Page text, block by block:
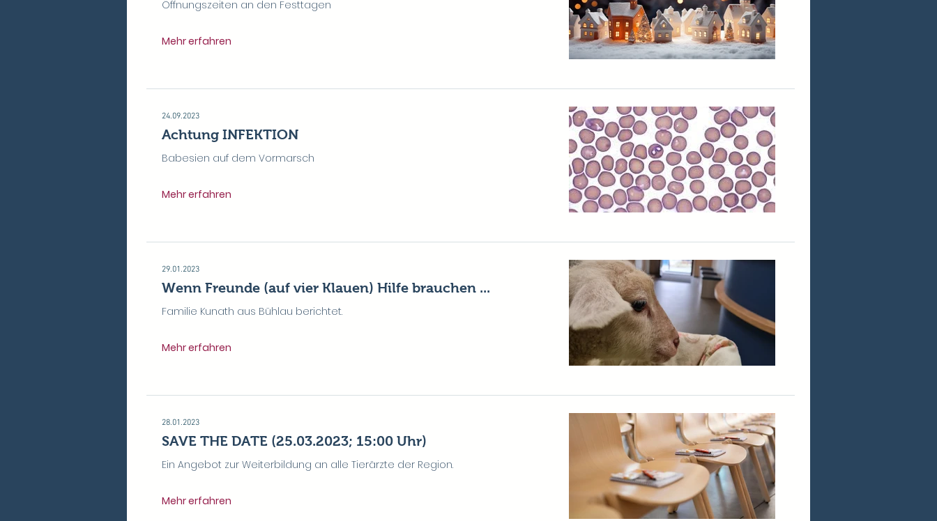
Öffnungszeiten an den Festtagen
Mehr erfahren
24.09.2023
Achtung INFEKTION
Babesien auf dem Vormarsch
Mehr erfahren
29.01.2023
Wenn Freunde (auf vier Klauen) Hilfe brauchen ...
Familie Kunath aus Bühlau berichtet.
Mehr erfahren
28.01.2023
SAVE THE DATE (25.03.2023; 15:00 Uhr)
Ein Angebot zur Weiterbildung an alle Tierärzte der Region.
Mehr erfahren